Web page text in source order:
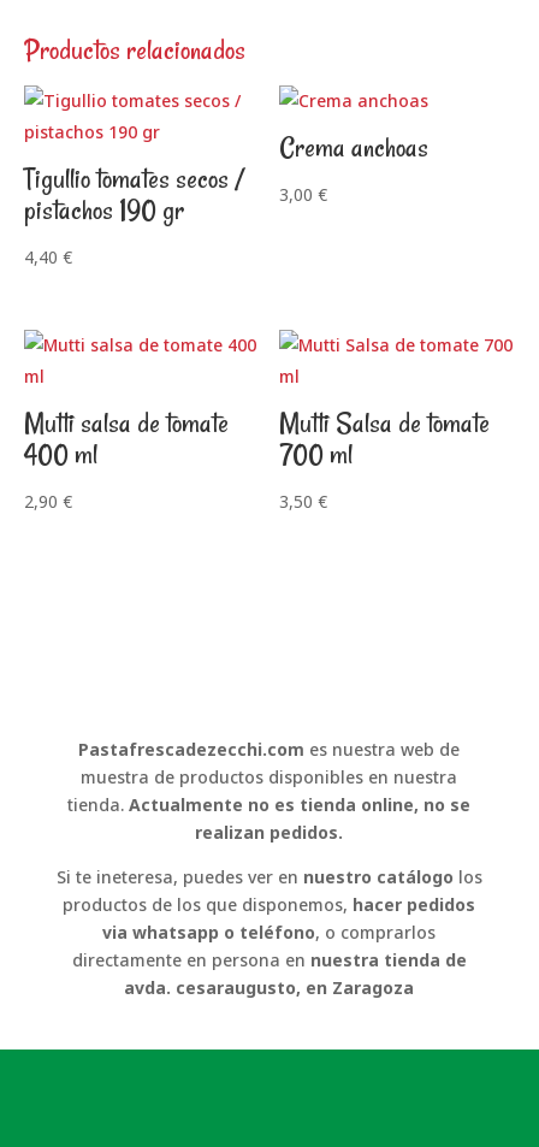
Productos relacionados
Tigullio tomates secos /
pistachos 190 gr
4,40 €
Crema anchoas
3,00€
Mutti salsa de tomate
400 ml
2,90 €
Mutti Salsa de tomate
700 ml
3,50€
Pastafrescadezecchi.com es nuestra web de
muestra de productos disponibles en nuestra
tienda.Actualmente no es tienda online, no se
realizan pedidos.
Si te ineteresa, puedes ver en nuestro catálogo los
productos de los que disponemos, hacer pedidos
via whatsapp o teléfono, o comprarlos
directamente en persona en nuestra tienda de
avda. cesaraugusto, en Zaragoza